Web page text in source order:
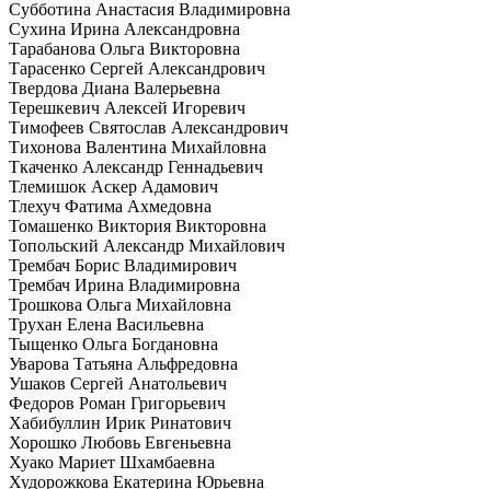
Субботина Анастасия Владимировна
Сухина Ирина Александровна
Тарабанова Ольга Викторовна
Тарасенко Сергей Александрович
Твердова Диана Валерьевна
Терешкевич Алексей Игоревич
Тимофеев Святослав Александрович
Тихонова Валентина Михайловна
Ткаченко Александр Геннадьевич
Тлемишок Аскер Адамович
Тлехуч Фатима Ахмедовна
Томашенко Виктория Викторовна
Топольский Александр Михайлович
Трембач Борис Владимирович
Трембач Ирина Владимировна
Трошкова Ольга Михайловна
Трухан Елена Васильевна
Тыщенко Ольга Богдановна
Уварова Татьяна Альфредовна
Ушаков Сергей Анатольевич
Федоров Роман Григорьевич
Хабибуллин Ирик Ринатович
Хорошко Любовь Евгеньевна
Хуако Мариет Шхамбаевна
Худорожкова Екатерина Юрьевна